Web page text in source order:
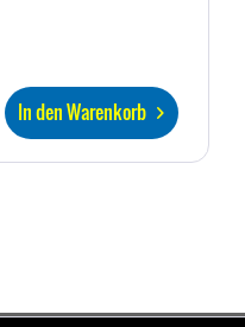
In den Warenkorb